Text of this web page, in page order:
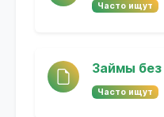
Часто ищут
Займы без
Часто ищут